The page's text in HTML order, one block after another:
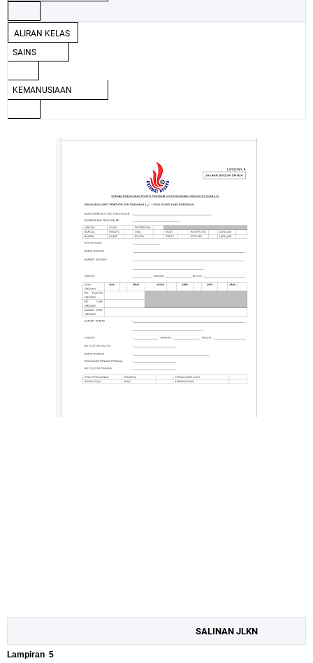
ALIRAN KELAS
SAINS
KEMANUSIAAN
SALINAN JLKN
Lampiran 5